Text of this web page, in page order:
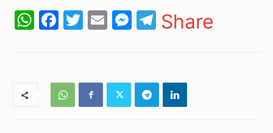
WhatsApp
Facebook
Twitter
EmailMessenger
Telegram
Share